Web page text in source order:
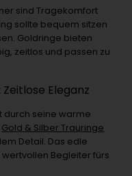
sind Tragekomfort
sollte bequem sitzen
Goldringe bieten
zeitlos und passen zu
Eleganz
durch seine warme
Gold & Silber Trauringe
Detail. Das edle
Begleiter fürs